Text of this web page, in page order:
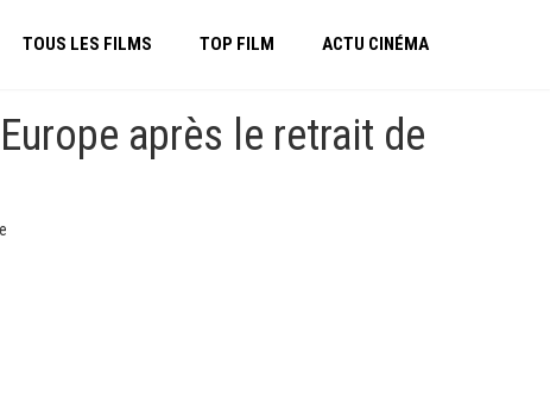
TOUS LES FILMS TOP FILM ACTU CINÉMA
après le retrait de